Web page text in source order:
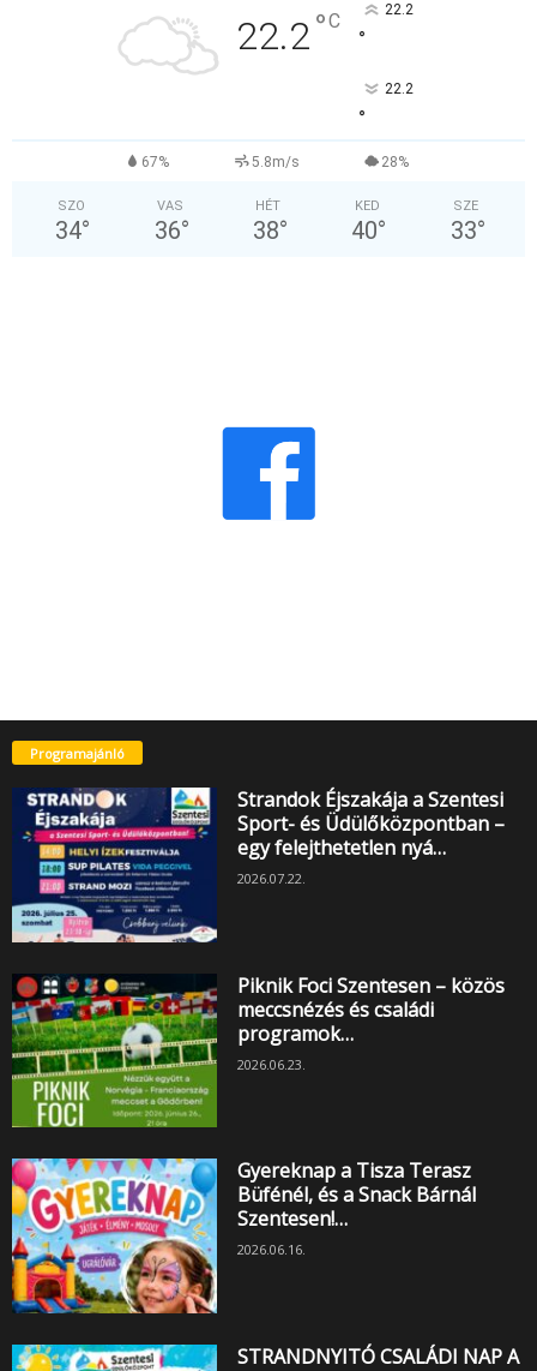
22.2°C 22.2
°
22.2
°
67% 5.8m/s 28%
SZO
34°
VAS
36°
HÉT
38°
KED
40°
SZE
33°
Programajánló
Strandok Éjszakája a Szentesi
Sport- és Üdülőközpontban –
egy felejthetetlen nyá…
2026.07.22.
Piknik Foci Szentesen – közös
meccsnézés és családi
programok…
2026.06.23.
Gyereknap a Tisza Terasz
Büfénél, és a Snack Bárnál
Szentesen!…
2026.06.16.
STRANDNYITÓ CSALÁDI NAP A